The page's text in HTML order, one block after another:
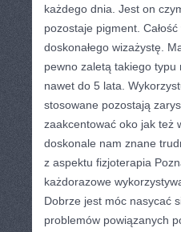
każdego dnia. Jest on
pozostaje pigment.
doskonałego wizażystę.
pewno zaletą takiego typu
nawet do 5 lata.
stosowane pozostają
zaakcentować oko jak też
doskonale nam znane
z aspektu fizjoterapia
każdorazowe
Dobrze jest móc nasycać
problemów powiązanych